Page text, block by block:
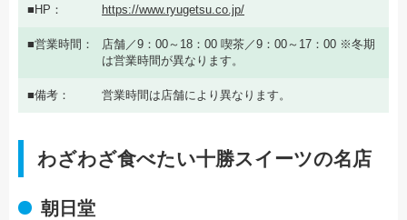
HP https://www.ryugetsu.co.jp/
営業時間
店舗／9：00～18：00 喫茶／9：00～17：00 ※冬期
は営業時間が異なります。
備考 営業時間は店舗により異なります。
わざわざ食べたい十勝スイーツの名店
朝日堂